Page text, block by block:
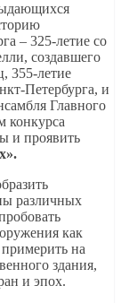
‒ 325-летие со
создавшего
355-летие
Петербурга, и
Главного
конкурса
и проявить
различных
как
на
здания,
и эпох.